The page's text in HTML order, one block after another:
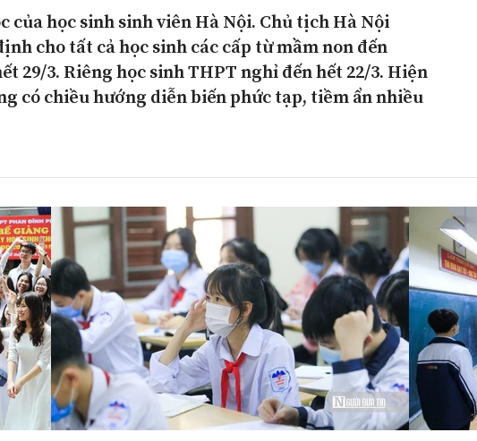
Tiêu dùng và dư luận
Công nghệ
của học sinh sinh viên Hà Nội. Chủ tịch Hà Nội
cho tất cả học sinh các cấp từ mầm non đến
29/3. Riêng học sinh THPT nghỉ đến hết 22/3. Hiện
có chiều hướng diễn biến phức tạp, tiềm ẩn nhiều